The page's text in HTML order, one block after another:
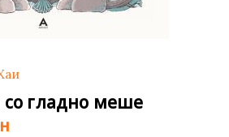
со гладно меше